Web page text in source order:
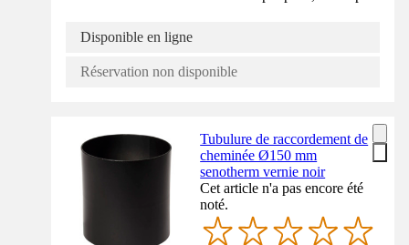
Disponible en ligne
Réservation non disponible
Tubulure de raccordement de
cheminée Ø150 mm
senotherm vernie noir
Cet article n'a pas encore été
noté.